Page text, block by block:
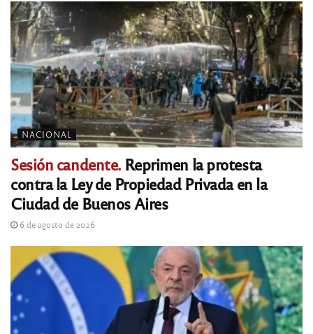
NACIONAL
Sesión candente.Reprimen la protesta
contra la Ley de Propiedad Privada en la
Ciudad de Buenos Aires
6 de agosto de 2026